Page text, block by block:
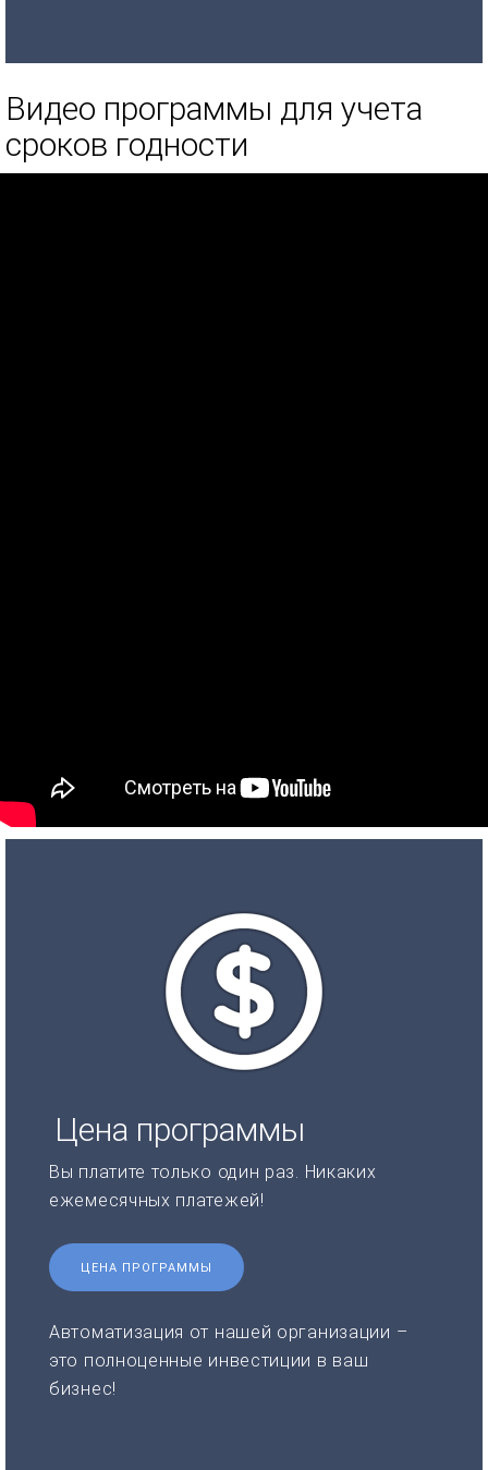
Видео программы для учета
сроков годности
Цена программы
Вы платите только один раз. Никаких
ежемесячных платежей!
ЦЕНА ПРОГРАММЫ
Автоматизация от нашей организации –
это полноценные инвестиции в ваш
бизнес!